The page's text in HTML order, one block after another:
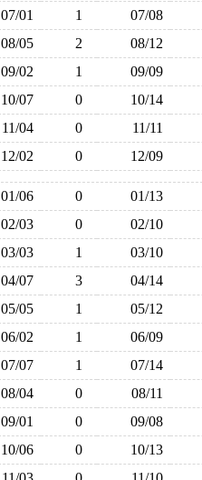
07/01 1
07/08
08/05 2
08/12
09/02 1
09/09
10/07 0
10/14
11/04 0
11/11
12/02 0 12/09
01/06 0
01/13
02/03 0
02/10
03/03 1
03/10
04/07 3
04/14
05/05 1
05/12
06/02 1
06/09
07/07 1
07/14
08/04 0
08/11
09/01 0
09/08
10/06 0
10/13